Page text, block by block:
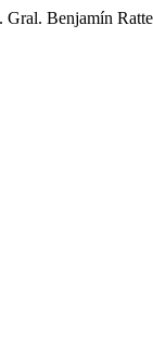
Benjamín